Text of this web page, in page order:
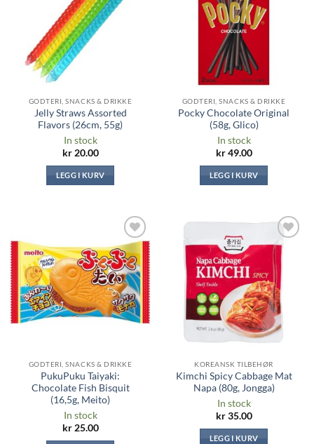
GODTERI, SNACKS & DRIKKE
Jelly Straws Assorted
Flavors (26cm, 55g)
In stock
kr20.00
LEGG I KURV
GODTERI, SNACKS & DRIKKE
Pocky Chocolate Original
(58g, Glico)
In stock
kr49.00
LEGG I KURV
Legg til i
ønskeliste
GODTERI, SNACKS & DRIKKE
PukuPuku Taiyaki:
Chocolate Fish Bisquit
(16,5g, Meito)
In stock
kr25.00
Legg til i
ønskeliste
KOREANSK TILBEHØR
Kimchi Spicy Cabbage Mat
Napa (80g, Jongga)
In stock
kr35.00
LEGG I KURV